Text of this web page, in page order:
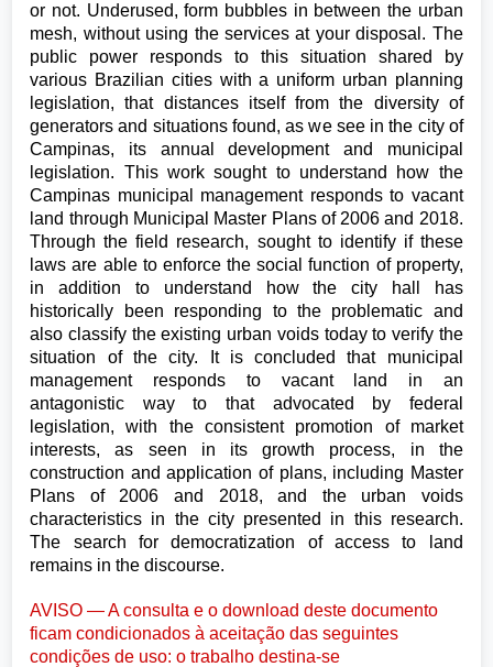
or not. Underused, form bubbles in between the urban
mesh, without using the services at your disposal. The
public power responds to this situation shared by
various Brazilian cities with a uniform urban planning
legislation, that distances itself from the diversity of
generators and situations found, as we see in the city of
Campinas, its annual development and municipal
legislation. This work sought to understand how the
Campinas municipal management responds to vacant
land through Municipal Master Plans of 2006 and 2018.
Through the field research, sought to identify if these
laws are able to enforce the social function of property,
in addition to understand how the city hall has
historically been responding to the problematic and
also classify the existing urban voids today to verify the
situation of the city. It is concluded that municipal
management responds to vacant land in an
antagonistic way to that advocated by federal
legislation, with the consistent promotion of market
interests, as seen in its growth process, in the
construction and application of plans, including Master
Plans of 2006 and 2018, and the urban voids
characteristics in the city presented in this research.
The search for democratization of access to land
remains in the discourse.
AVISO — A consulta e o download deste documento
ficam condicionados à aceitação das seguintes
condições de uso: o trabalho destina-se